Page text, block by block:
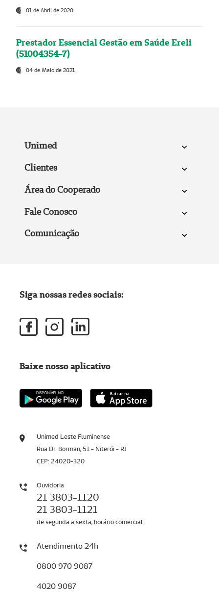
01 de Abril de 2020
Prestador Essencial Gestão em Saúde Ereli
(51004354-7)
04 de Maio de 2021
Unimed
Clientes
Área do Cooperado
Fale Conosco
Comunicação
Unimed Leste Fluminense
Rua Dr. Borman, 51 - Niterói - RJ
CEP: 24020-320
Ouvidoria
21 3803-1120
21 3803-1121
de segunda a sexta, horário comercial
Atendimento 24h
0800 970 9087
4020 9087
Siga nossas redes sociais:
Baixe nosso aplicativo